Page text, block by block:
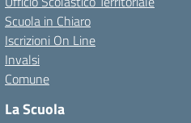
Scuola in Chiaro
Iscrizioni On Line
Invalsi
Comune
La Scuola